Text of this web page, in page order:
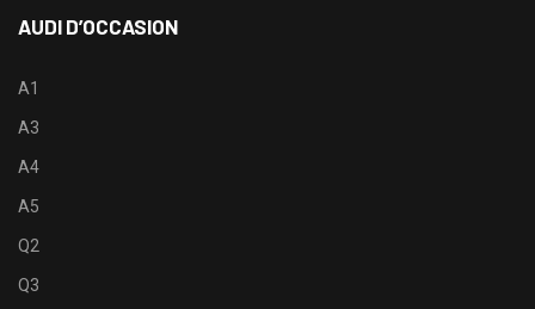
AUDI D’OCCASION
A1
A3
A4
A5
Q2
Q3